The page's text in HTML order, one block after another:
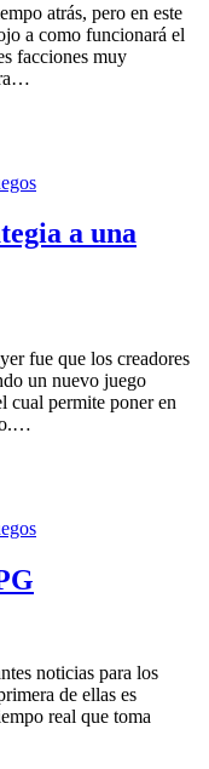
atrás, pero en este
a como funcionará el
facciones muy
a una
fue que los creadores
un nuevo juego
cual permite poner en
noticias para los
de ellas es
real que toma